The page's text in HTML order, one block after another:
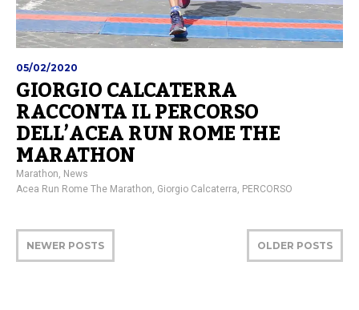
05/02/2020
GIORGIO CALCATERRA
RACCONTA IL PERCORSO
DELL’ACEA RUN ROME THE
MARATHON
Marathon, News
Acea Run Rome The Marathon, Giorgio Calcaterra, PERCORSO
NEWER POSTS OLDER POSTS